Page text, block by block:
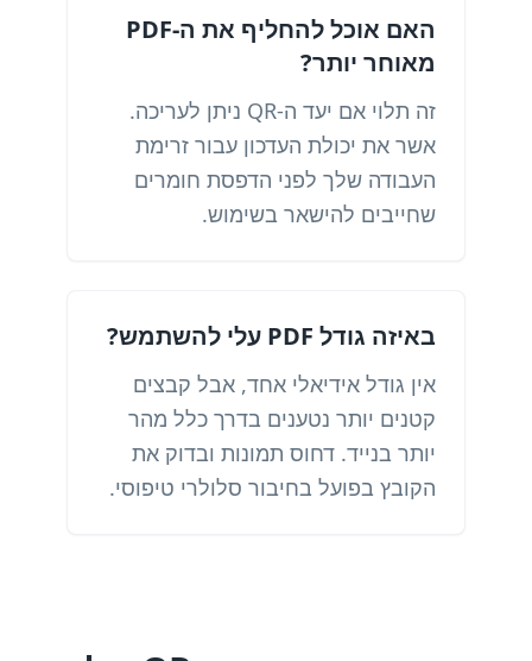
האם אוכל להחליף את ה-PDF
מאוחר יותר?
זה תלוי אם יעד ה-QR ניתן לעריכה.
אשר את יכולת העדכון עבור זרימת
העבודה שלך לפני הדפסת חומרים
שחייבים להישאר בשימוש.
באיזה גודל PDF עלי להשתמש?
אין גודל אידיאלי אחד, אבל קבצים
קטנים יותר נטענים בדרך כלל מהר
יותר בנייד. דחוס תמונות ובדוק את
הקובץ בפועל בחיבור סלולרי טיפוסי.